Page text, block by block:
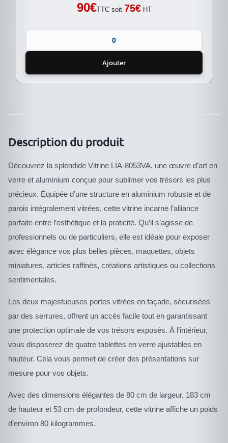
90€TTC soit 75€HT
Ajouter
Description du produit
Découvrez la splendide Vitrine LIA-8053VA, une œuvre d’art en
verre et aluminium conçue pour sublimer vos trésors les plus
précieux. Équipée d’une structure en aluminium robuste et de
parois intégralement vitrées, cette vitrine incarne l’alliance
parfaite entre l’esthétique et la praticité. Qu’il s’agisse de
professionnels ou de particuliers, elle est idéale pour exposer
avec élégance vos plus belles pièces, maquettes, objets
miniatures, articles raffinés, créations artistiques ou collections
sentimentales.
Les deux majestueuses portes vitrées en façade, sécurisées
par des serrures, offrent un accès facile tout en garantissant
une protection optimale de vos trésors exposés. À l’intérieur,
vous disposerez de quatre tablettes en verre ajustables en
hauteur. Cela vous permet de créer des présentations sur
mesure pour vos objets.
Avec des dimensions élégantes de 80 cm de largeur, 183 cm
de hauteur et 53 cm de profondeur, cette vitrine affiche un poids
d’environ 80 kilogrammes.